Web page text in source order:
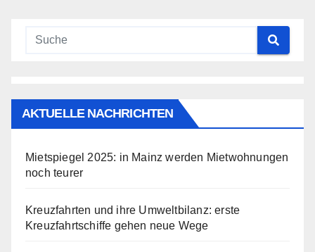
AKTUELLE NACHRICHTEN
Mietspiegel 2025: in Mainz werden Mietwohnungen
noch teurer
Kreuzfahrten und ihre Umweltbilanz: erste
Kreuzfahrtschiffe gehen neue Wege